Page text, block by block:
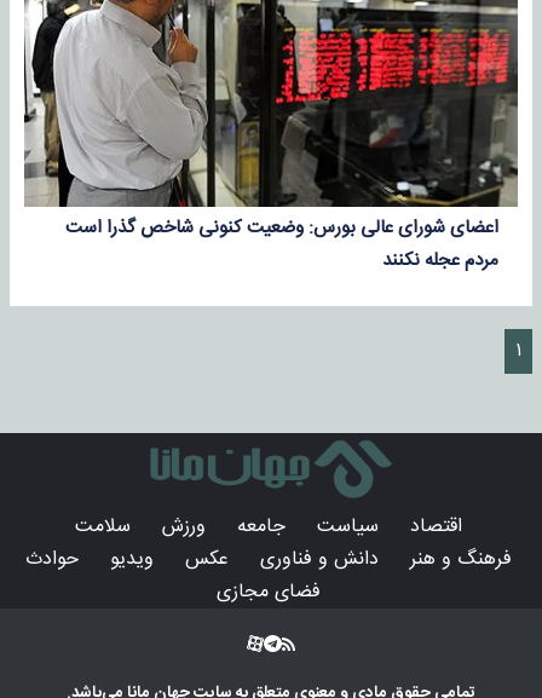
اعضای شورای عالی بورس: وضعیت کنونی شاخص گذرا است
مردم عجله نکنند
۱
اقتصاد سیاست جامعه ورزش
سلامت
فرهنگ و هنر
دانش و فناوری عکس ویدیو
حوادث
فضای مجازی